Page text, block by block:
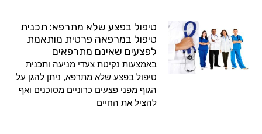
טיפול בפצע שלא מתרפא: תכנית
טיפול במרפאה פרטית מותאמת
לפצעים שאינם מתרפאים
באמצעות נקיטת צעדי מניעה ותכנית
טיפול בפצע שלא מתרפא, ניתן להגן על
הגוף מפני פצעים כרוניים מסוכנים ואף
להציל את החיים